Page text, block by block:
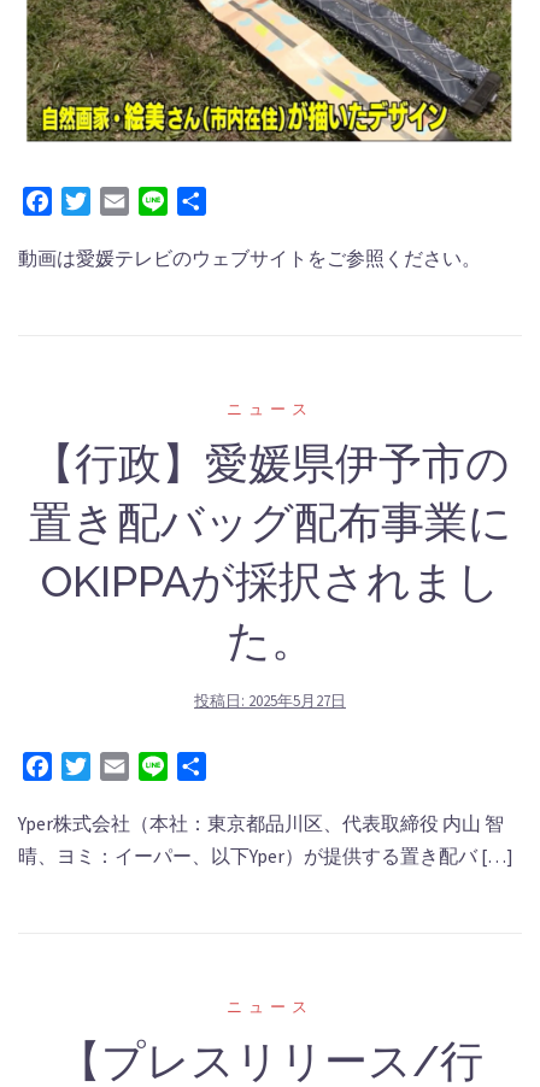
FacebookTwitterEmail Line
動画は愛媛テレビのウェブサイトをご参照ください。
‎ニュース
【行政】愛媛県伊予市の
置き配バッグ配布事業に
OKIPPAが採択されまし
た。
投稿日: 2025年5月27日
FacebookTwitterEmail Line
Yper株式会社（本社：東京都品川区、代表取締役 内⼭ 智
晴、ヨミ：イーパー、以下Yper）が提供する置き配バ […]
‎ニュース
【プレスリリース/行